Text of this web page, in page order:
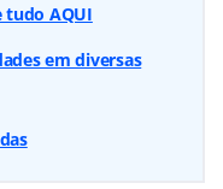
tudo AQUI
em diversas